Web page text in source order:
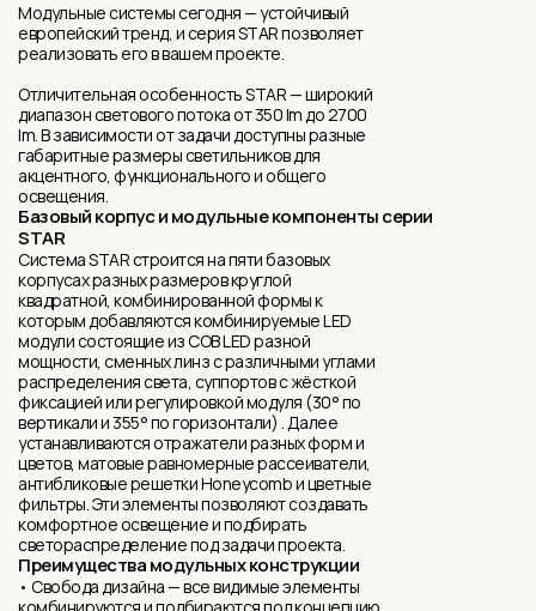
Модульные системы сегодня — устойчивый
европейский тренд, и серия STAR позволяет
реализовать его в вашем проекте.
Отличительная особенность STAR — широкий
диапазон светового потока от 350 lm до 2700
lm. В зависимости от задачи доступны разные
габаритные размеры светильников для
акцентного, функционального и общего
освещения.
Базовый корпус и модульные компоненты серии
STAR
Система STAR строится на пяти базовых
корпусах разных размеров круглой
квадратной, комбинированной формы к
которым добавляются комбинируемые LED
модули состоящие из COB LED разной
мощности, сменныx линз с различными углами
распределения света, суппортов с жёсткой
фиксацией или регулировкой модуля (30° по
вертикали и 355° по горизонтали) . Далее
устанавливаются отражатели разных форм и
цветов, матовые равномерные рассеиватели,
антибликовыe решетки Honeycomb и цветные
фильтры. Эти элементы позволяют создавать
комфортное освещение и подбирать
светораспределение под задачи проекта.
Преимущества модульных конструкции
• Свобода дизайна — все видимые элементы